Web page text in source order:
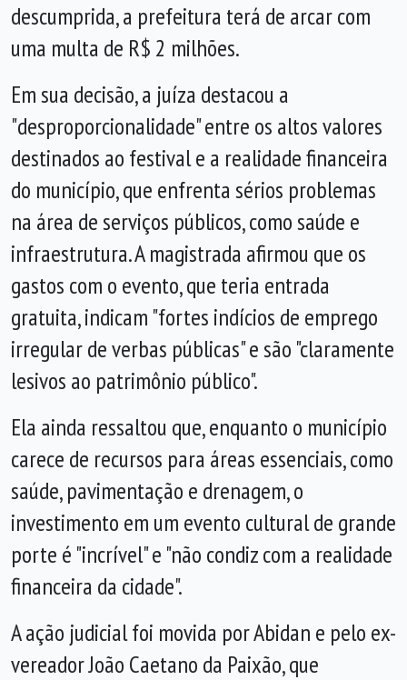
descumprida, a prefeitura terá de arcar com
uma multa de R$ 2 milhões.
Em sua decisão, a juíza destacou a
"desproporcionalidade" entre os altos valores
destinados ao festival e a realidade financeira
do município, que enfrenta sérios problemas
na área de serviços públicos, como saúde e
infraestrutura. A magistrada afirmou que os
gastos com o evento, que teria entrada
gratuita, indicam "fortes indícios de emprego
irregular de verbas públicas" e são "claramente
lesivos ao patrimônio público".
Ela ainda ressaltou que, enquanto o município
carece de recursos para áreas essenciais, como
saúde, pavimentação e drenagem, o
investimento em um evento cultural de grande
porte é "incrível" e "não condiz com a realidade
financeira da cidade".
A ação judicial foi movida por Abidan e pelo ex-
vereador João Caetano da Paixão, que